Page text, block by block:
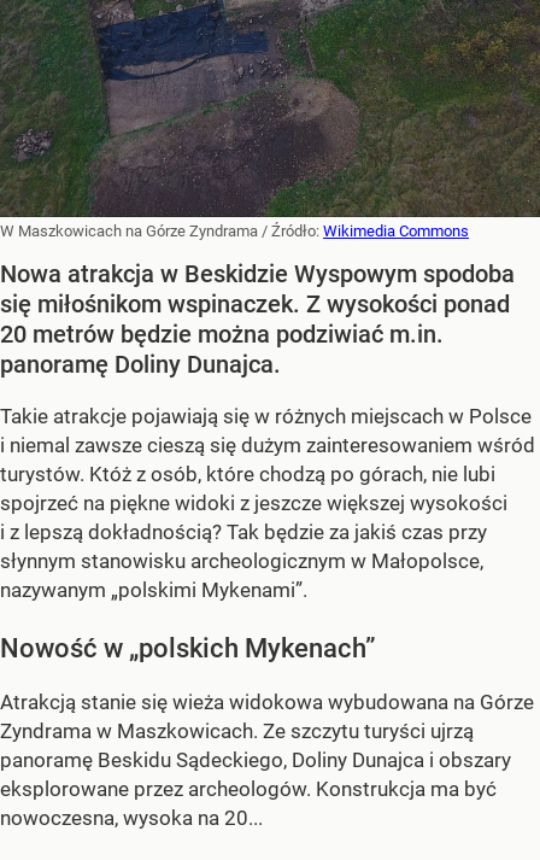
W Maszkowicach na Górze Zyndrama / Źródło: Wikimedia Commons
Nowa atrakcja w Beskidzie Wyspowym spodoba
się miłośnikom wspinaczek. Z wysokości ponad
20 metrów będzie można podziwiać m.in.
panoramę Doliny Dunajca.
Takie atrakcje pojawiają się w różnych miejscach w Polsce
i niemal zawsze cieszą się dużym zainteresowaniem wśród
turystów. Któż z osób, które chodzą po górach, nie lubi
spojrzeć na piękne widoki z jeszcze większej wysokości
i z lepszą dokładnością? Tak będzie za jakiś czas przy
słynnym stanowisku archeologicznym w Małopolsce,
nazywanym „polskimi Mykenami”.
Nowość w „polskich Mykenach”
Atrakcją stanie się wieża widokowa wybudowana na Górze
Zyndrama w Maszkowicach. Ze szczytu turyści ujrzą
panoramę Beskidu Sądeckiego, Doliny Dunajca i obszary
eksplorowane przez archeologów. Konstrukcja ma być
nowoczesna, wysoka na 20...